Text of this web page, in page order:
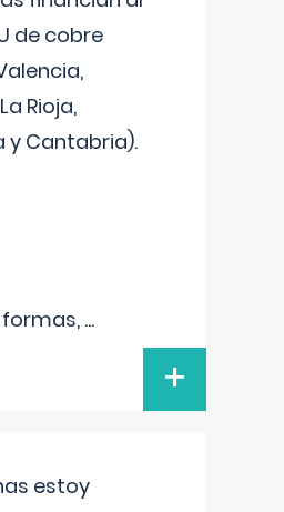
de cobre
Rioja,
y Cantabria).
...
+
estoy